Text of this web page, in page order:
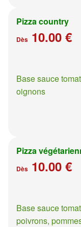
Pizza country
Dès 10.00 €
Base sauce
oignons
Pizza
Dès 10.00 €
Base sauce
poivrons,